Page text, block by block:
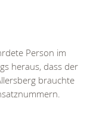
Person im
heraus, dass der
brauchte